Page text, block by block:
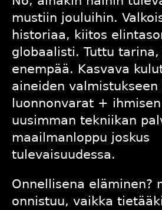
mustiin jouluihin.
historiaa, kiitos
globaalisti. Tuttu
enempää. Kasvava
aineiden
luonnonvarat +
uusimman tekniikan
maailmanloppu joskus
tulevaisuudessa.
Onnellisena eläminen?
onnistuu, vaikka